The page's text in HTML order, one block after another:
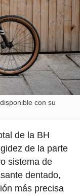
con su
de la BH
de la parte
sistema de
dentado,
más precisa